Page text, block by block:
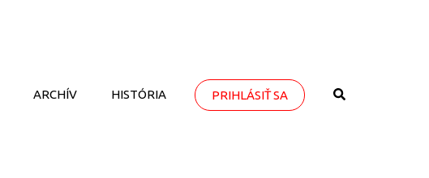
ARCHÍV HISTÓRIA PRIHLÁSIŤ SA